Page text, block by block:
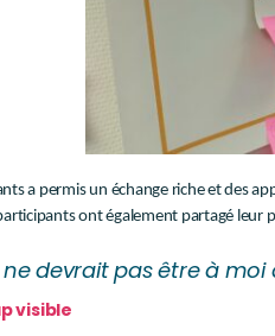
a permis un échange riche et des
ont également partagé
devrait pas être à
visible